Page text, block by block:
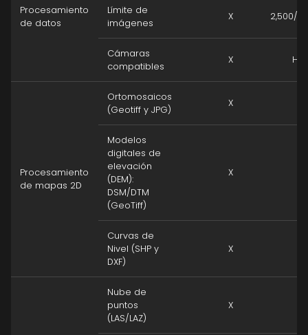
Procesamiento
de datos
Límite de
imágenes
X 2,500/
Cámaras
compatibles
X
Procesamiento
de mapas 2D
Ortomosaicos
(Geotiff y JPG)
X
Modelos
digitales de
elevación
(DEM):
DSM/DTM
(GeoTiff)
X
Curvas de
Nivel (SHP y
DXF)
X
Nube de
puntos
(LAS/LAZ)
X